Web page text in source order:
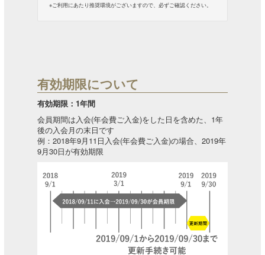
※ご利用にあたり推奨環境がございますので、必ずご確認ください。
有効期限について
有効期限：1年間
会員期間は入会(年会費ご入金)をした日を含めた、1年
後の入会月の末日です
例：2018年9月11日入会(年会費ご入金)の場合、2019年
9月30日が有効期限